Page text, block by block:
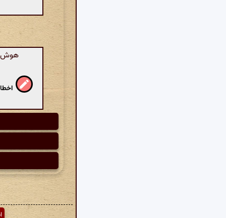
هوش